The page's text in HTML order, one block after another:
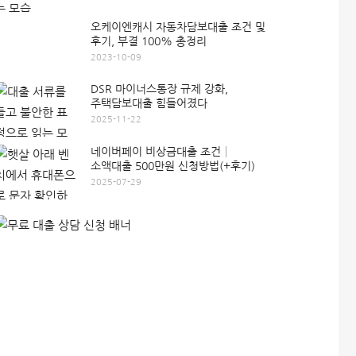
오케이엔캐시 자동차담보대출 조건 및
후기, 부결 100% 총정리
2023-10-09
DSR 마이너스통장 규제 강화,
주택담보대출 힘들어졌다
2025-11-22
네이버페이 비상금대출 조건│
소액대출 500만원 신청방법(+후기)
2025-07-29